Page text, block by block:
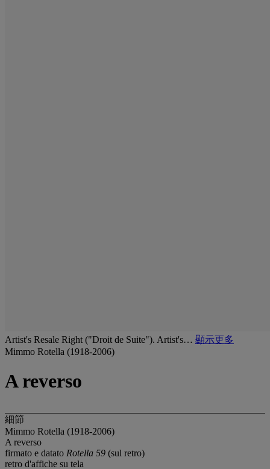
Artist's Resale Right ("Droit de Suite"). Artist's… 顯示更多
Mimmo Rotella (1918-2006)
A reverso
細節
Mimmo Rotella (1918-2006)
A reverso
firmato e datato Rotella 59 (sul retro)
retro d'affiche su tela